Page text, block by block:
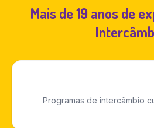
Mais de 19 anos de
Programas de intercâmbio